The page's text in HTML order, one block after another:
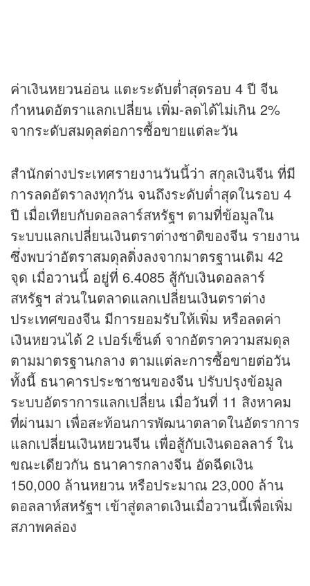
ค่าเงินหยวนอ่อน แตะระดับต่ำสุดรอบ 4 ปี จีน
กำหนดอัตราแลกเปลี่ยน เพิ่ม-ลดได้ไม่เกิน 2%
จากระดับสมดุลต่อการซื้อขายแต่ละวัน
สำนักต่างประเทศรายงานวันนี้ว่า สกุลเงินจีน ที่มี
การลดอัตราลงทุกวัน จนถึงระดับต่ำสุดในรอบ 4
ปี เมื่อเทียบกับดอลลาร์สหรัฐฯ ตามที่ข้อมูลใน
ระบบแลกเปลี่ยนเงินตราต่างชาติของจีน รายงาน
ซึ่งพบว่าอัตราสมดุลดิ่งลงจากมาตรฐานเดิม 42
จุด เมื่อวานนี้ อยู่ที่ 6.4085 สู้กับเงินดอลลาร์
สหรัฐฯ ส่วนในตลาดแลกเปลี่ยนเงินตราต่าง
ประเทศของจีน มีการยอมรับให้เพิ่ม หรือลดค่า
เงินหยวนได้ 2 เปอร์เซ็นต์ จากอัตราความสมดุล
ตามมาตรฐานกลาง ตามแต่ละการซื้อขายต่อวัน
ทั้งนี้ ธนาคารประชาชนของจีน ปรับปรุงข้อมูล
ระบบอัตราการแลกเปลี่ยน เมื่อวันที่ 11 สิงหาคม
ที่ผ่านมา เพื่อสะท้อนการพัฒนาตลาดในอัตราการ
แลกเปลี่ยนเงินหยวนจีน เพื่อสู้กับเงินดอลลาร์ ใน
ขณะเดียวกัน ธนาคารกลางจีน อัดฉีดเงิน
150,000 ล้านหยวน หรือประมาณ 23,000 ล้าน
ดอลลาห์สหรัฐฯ เข้าสู่ตลาดเงินเมื่อวานนี้เพื่อเพิ่ม
สภาพคล่อง